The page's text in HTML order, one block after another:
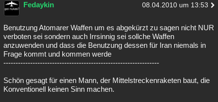
Fedaykin 08.04.2010 um 13:53
Benutzung Atomarer Waffen um es abgekürzt zu sagen nicht NUR
verboten sei sondern auch Irrsinnig sei sollche Waffen
anzuwenden und dass die Benutzung dessen für Iran niemals in
Frage kommt und kommen werde
----------------------------------------------------------------
Schön gesagt für einen Mann, der Mittelstreckenraketen baut, die
Konventionell keinen Sinn machen.